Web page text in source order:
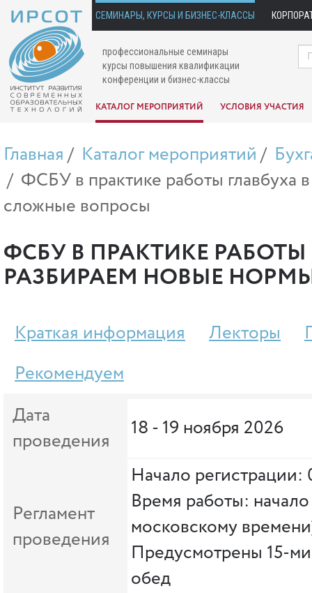
СЕМИНАРЫ, КУРСЫ И БИЗНЕС-КЛАССЫ
профессиональные семинары
курсы повышения квалификации
конференции и бизнес-классы
КАТАЛОГ МЕРОПРИЯТИЙ УСЛОВИЯ УЧАСТИЯ
Главная Каталог мероприятий
ФСБУ в практике работы главбуха
сложные вопросы
ФСБУ В ПРАКТИКЕ РАБОТЫ
РАЗБИРАЕМ НОВЫЕ
Краткая информация Лекторы
Рекомендуем
Дата
проведения
18 - 19 ноября 2026
Регламент
проведения
Начало
Время работы:
московскому
Предусмотрены 15-
обед